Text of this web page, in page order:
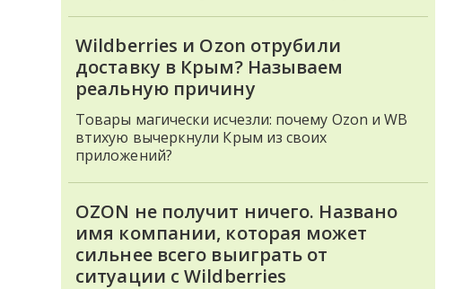
Wildberries и Ozon отрубили
доставку в Крым? Называем
реальную причину
Товары магически исчезли: почему Ozon и WB
втихую вычеркнули Крым из своих
приложений?
OZON не получит ничего. Названо
имя компании, которая может
сильнее всего выиграть от
ситуации с Wildberries